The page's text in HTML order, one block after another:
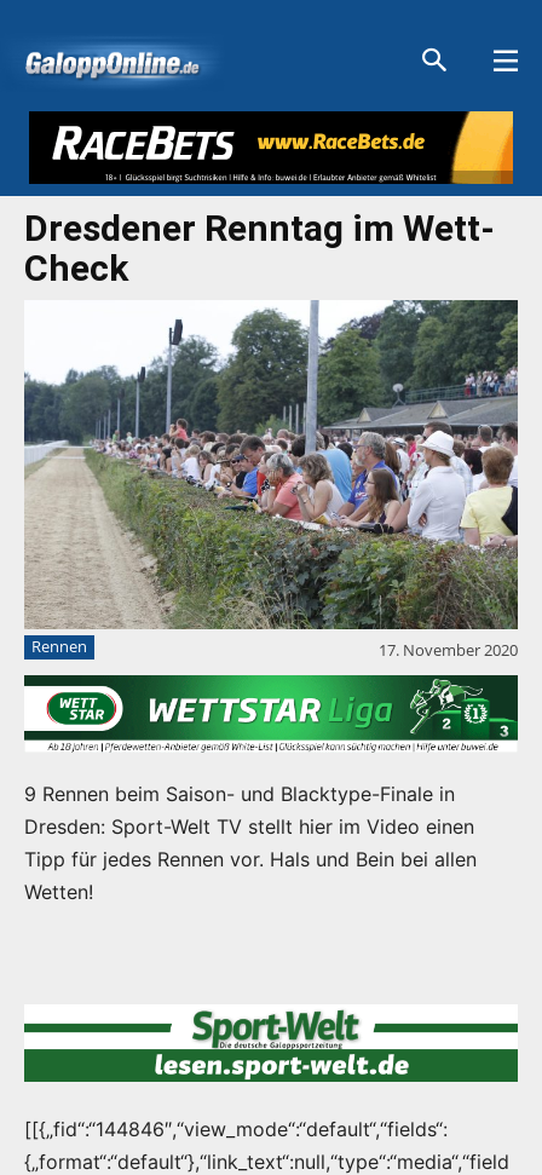
Dresdener Renntag im Wett-
Check
Rennen 17. November 2020
9 Rennen beim Saison- und Blacktype-Finale in
Dresden: Sport-Welt TV stellt hier im Video einen
Tipp für jedes Rennen vor. Hals und Bein bei allen
Wetten!
[[{„fid“:“144846″,“view_mode“:“default“,“fields“:
{„format“:“default“},“link_text“:null,“type“:“media“,“field